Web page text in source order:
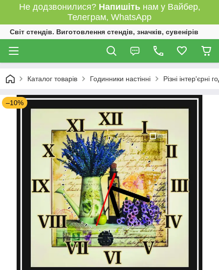
Не додзвонилися? Напишітьнам у Вайбер,
Телеграм, WhatsApp
Світ стендів. Виготовлення стендів, значків, сувенірів
Каталог товарів Годинники настінні Різні інтер'єрні
–10%